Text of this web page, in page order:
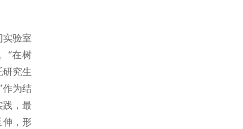
验室
“在树
究生
作为结
，最
，形